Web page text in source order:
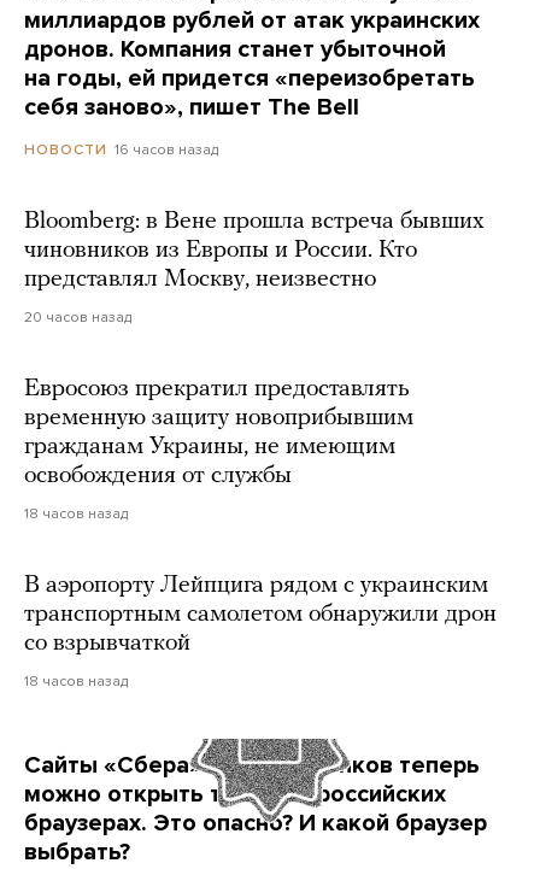
миллиардов рублей от атак украинских
дронов. Компания станет убыточной
на годы, ей придется «переизобретать
себя заново», пишет The Bell
НОВОСТИ 16 часов назад
Bloomberg: в Вене прошла встреча бывших
чиновников из Европы и России. Кто
представлял Москву, неизвестно
20 часов назад
Евросоюз прекратил предоставлять
временную защиту новоприбывшим
гражданам Украины, не имеющим
освобождения от службы
18 часов назад
В аэропорту Лейпцига рядом с украинским
транспортным самолетом обнаружили дрон
со взрывчаткой
18 часов назад
Сайты «Сбера» и других банков теперь
можно открыть только в российских
браузерах. Это опасно? И какой браузер
выбрать?